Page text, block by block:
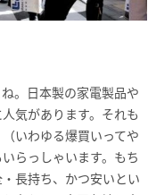
。日本製の家電製品や
気があります。それも
いわゆる爆買いってや
らっしゃいます。もち
長持ち、かつ安いとい